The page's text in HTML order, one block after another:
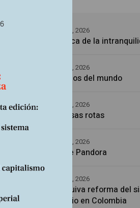
La época de la
5 agosto, 2026
Los amos del mundo
5 agosto, 2026
Promesas rotas
5 agosto, 2026
Caja de Pandora
4 agosto, 2026
La esquiva reforma del
sanitario en Colombia
4 agosto, 2026